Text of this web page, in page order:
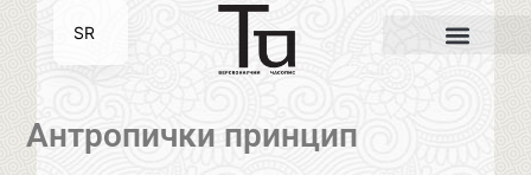
Антропички принцип
SR
EN